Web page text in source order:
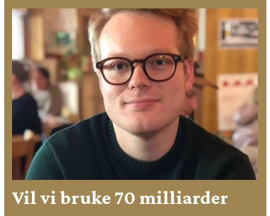
Vil vi bruke 70 milliarder